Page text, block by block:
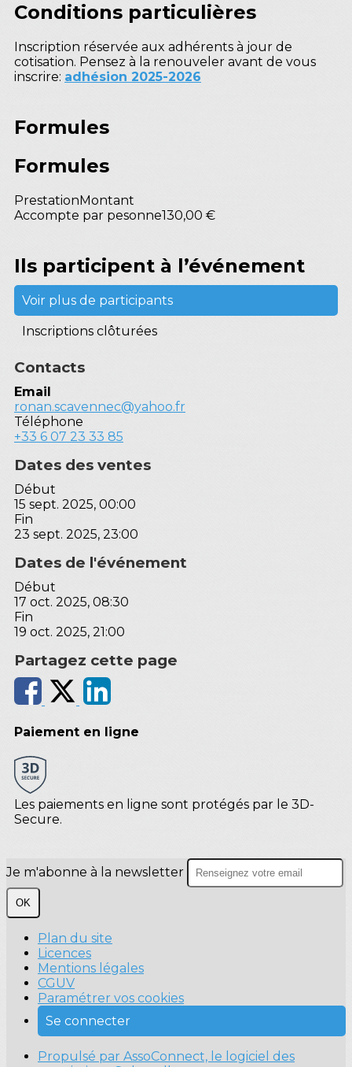
Conditions particulières
Inscription réservée aux adhérents à jour de
cotisation. Pensez à la renouveler avant de vous
inscrire: adhésion 2025-2026
Formules
Formules
PrestationMontant
Accompte par pesonne130,00 €
Ils participent à l’événement
Voir plus de participants
Inscriptions clôturées
Contacts
Email
ronan.scavennec@yahoo.fr
Téléphone
+33 6 07 23 33 85
Dates des ventes
Début
15 sept. 2025, 00:00
Fin
23 sept. 2025, 23:00
Dates de l'événement
Début
17 oct. 2025, 08:30
Fin
19 oct. 2025, 21:00
Partagez cette page
Paiement en ligne
Les paiements en ligne sont protégés par le 3D-
Secure.
Je m'abonne à la newsletter
OK
Plan du site
Licences
Mentions légales
CGUV
Paramétrer vos cookies
Se connecter
Propulsé par AssoConnect, le logiciel des